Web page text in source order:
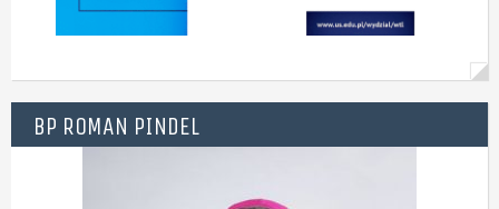
BP ROMAN PINDEL